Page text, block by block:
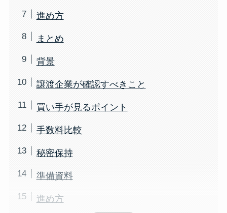
進め方
まとめ
背景
譲渡企業が確認すべきこと
買い手が見るポイント
手数料比較
秘密保持
準備資料
進め方